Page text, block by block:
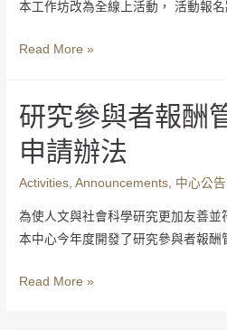
本工作坊改為全線上活動， 活動報
Read More »
研究參與者報酬
申請辦法
Activities,Announcements, 中心公告
為使人文與社會科學研究更加友善並
本中心今年度開發了研究參與者報酬
Read More »